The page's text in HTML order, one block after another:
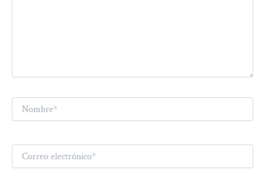
Correo
electrónico*